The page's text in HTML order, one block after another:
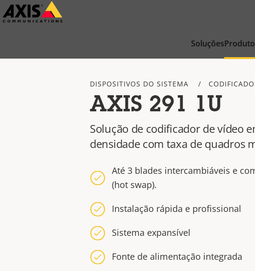
Pular
para
Soluções
DISPOSITIVOS DO SISTEMA
AXIS 291 1U
Solução de codificador de vídeo
densidade com taxa de quadros
Até 3 blades intercambiáveis e
(hot swap).
Instalação rápida e profissional
Sistema expansível
Fonte de alimentação integrada